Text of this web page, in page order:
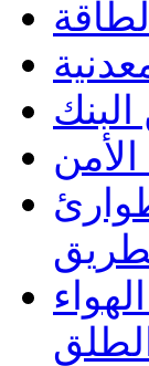
البنك
الأمن
الطلق